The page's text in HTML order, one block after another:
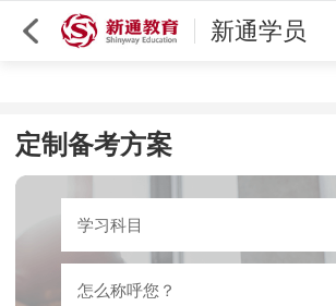
新通学员
综合排序 舟山
定制备考方案